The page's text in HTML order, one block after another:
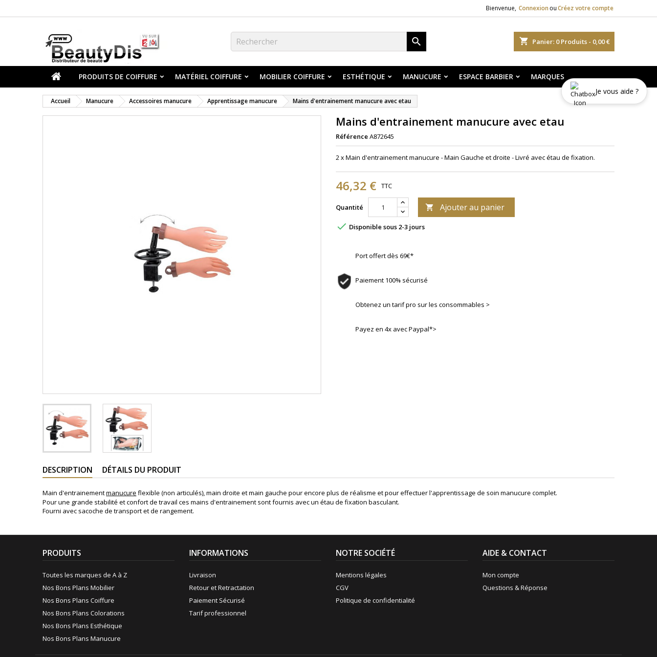
Bienvenue, Connexion ouCréez votre compte
shopping_cart Panier: 0Produits - 0,00 €

PRODUITS DE COIFFURE MATÉRIEL COIFFURE MOBILIER COIFFURE ESTHÉTIQUE MANUCURE ESPACE BARBIER MARQUES
Accueil Manucure Accessoires manucure Apprentissage manucure Mains d'entrainement manucure avec etau
Mains d'entrainement manucure avec etau
Référence A872645
2 x Main d'entrainement manucure - Main Gauche et droite - Livré avec étau de fixation.
46,32 € TTC
Quantité  Ajouter au panier
 Disponible sous 2-3 jours
Port offert dès 69€*
Paiement 100% sécurisé
Obtenez un tarif pro sur les consommables >
Payez en 4x avec Paypal*>
DESCRIPTION DÉTAILS DU PRODUIT
Main d'entrainementmanucure flexible (non articulés), main droite et main gauche pour encore plus de réalisme et pour effectuer l'apprentissage de soin manucure complet.
Pour une grande stabilité et confort de travail ces mains d'entrainement sont fournis avec un étau de fixation basculant.
Fourni avec sacoche de transport et de rangement.
PRODUITS
Toutes les marques de A à Z
Nos Bons Plans Mobilier
Nos Bons Plans Coiffure
Nos Bons Plans Colorations
Nos Bons Plans Esthétique
Nos Bons Plans Manucure
INFORMATIONS
Livraison
Retour et Retractation
Paiement Sécurisé
Tarif professionnel
NOTRE SOCIÉTÉ
Mentions légales
CGV
Politique de confidentialité
AIDE & CONTACT
Mon compte
Questions & Réponse
Je vous aide ?